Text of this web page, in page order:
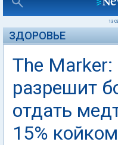
13
ЗДОРОВЬЕ
The
разрешит
отдать
15%